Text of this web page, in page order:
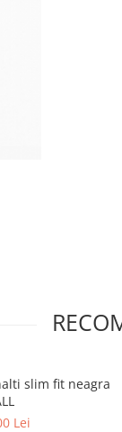
slim fit neagra
Lei